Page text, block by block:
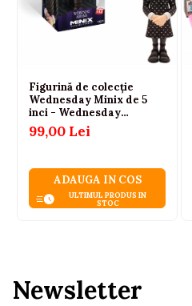
Figurină de colecție
Wednesday Minix de 5
inci - Wednesday
Addams
99,00 Lei
ADAUGA IN COS
ULTIMUL PRODUS IN
STOC
Newsletter